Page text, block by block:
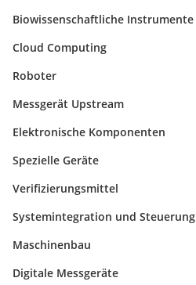
Biowissenschaftliche Instrumente
Cloud Computing
Roboter
Messgerät Upstream
Elektronische Komponenten
Spezielle Geräte
Verifizierungsmittel
Systemintegration und Steuerung
Maschinenbau
Digitale Messgeräte